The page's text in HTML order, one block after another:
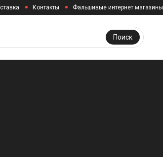
Контакты Фальшивые интернет магазины
Поиск